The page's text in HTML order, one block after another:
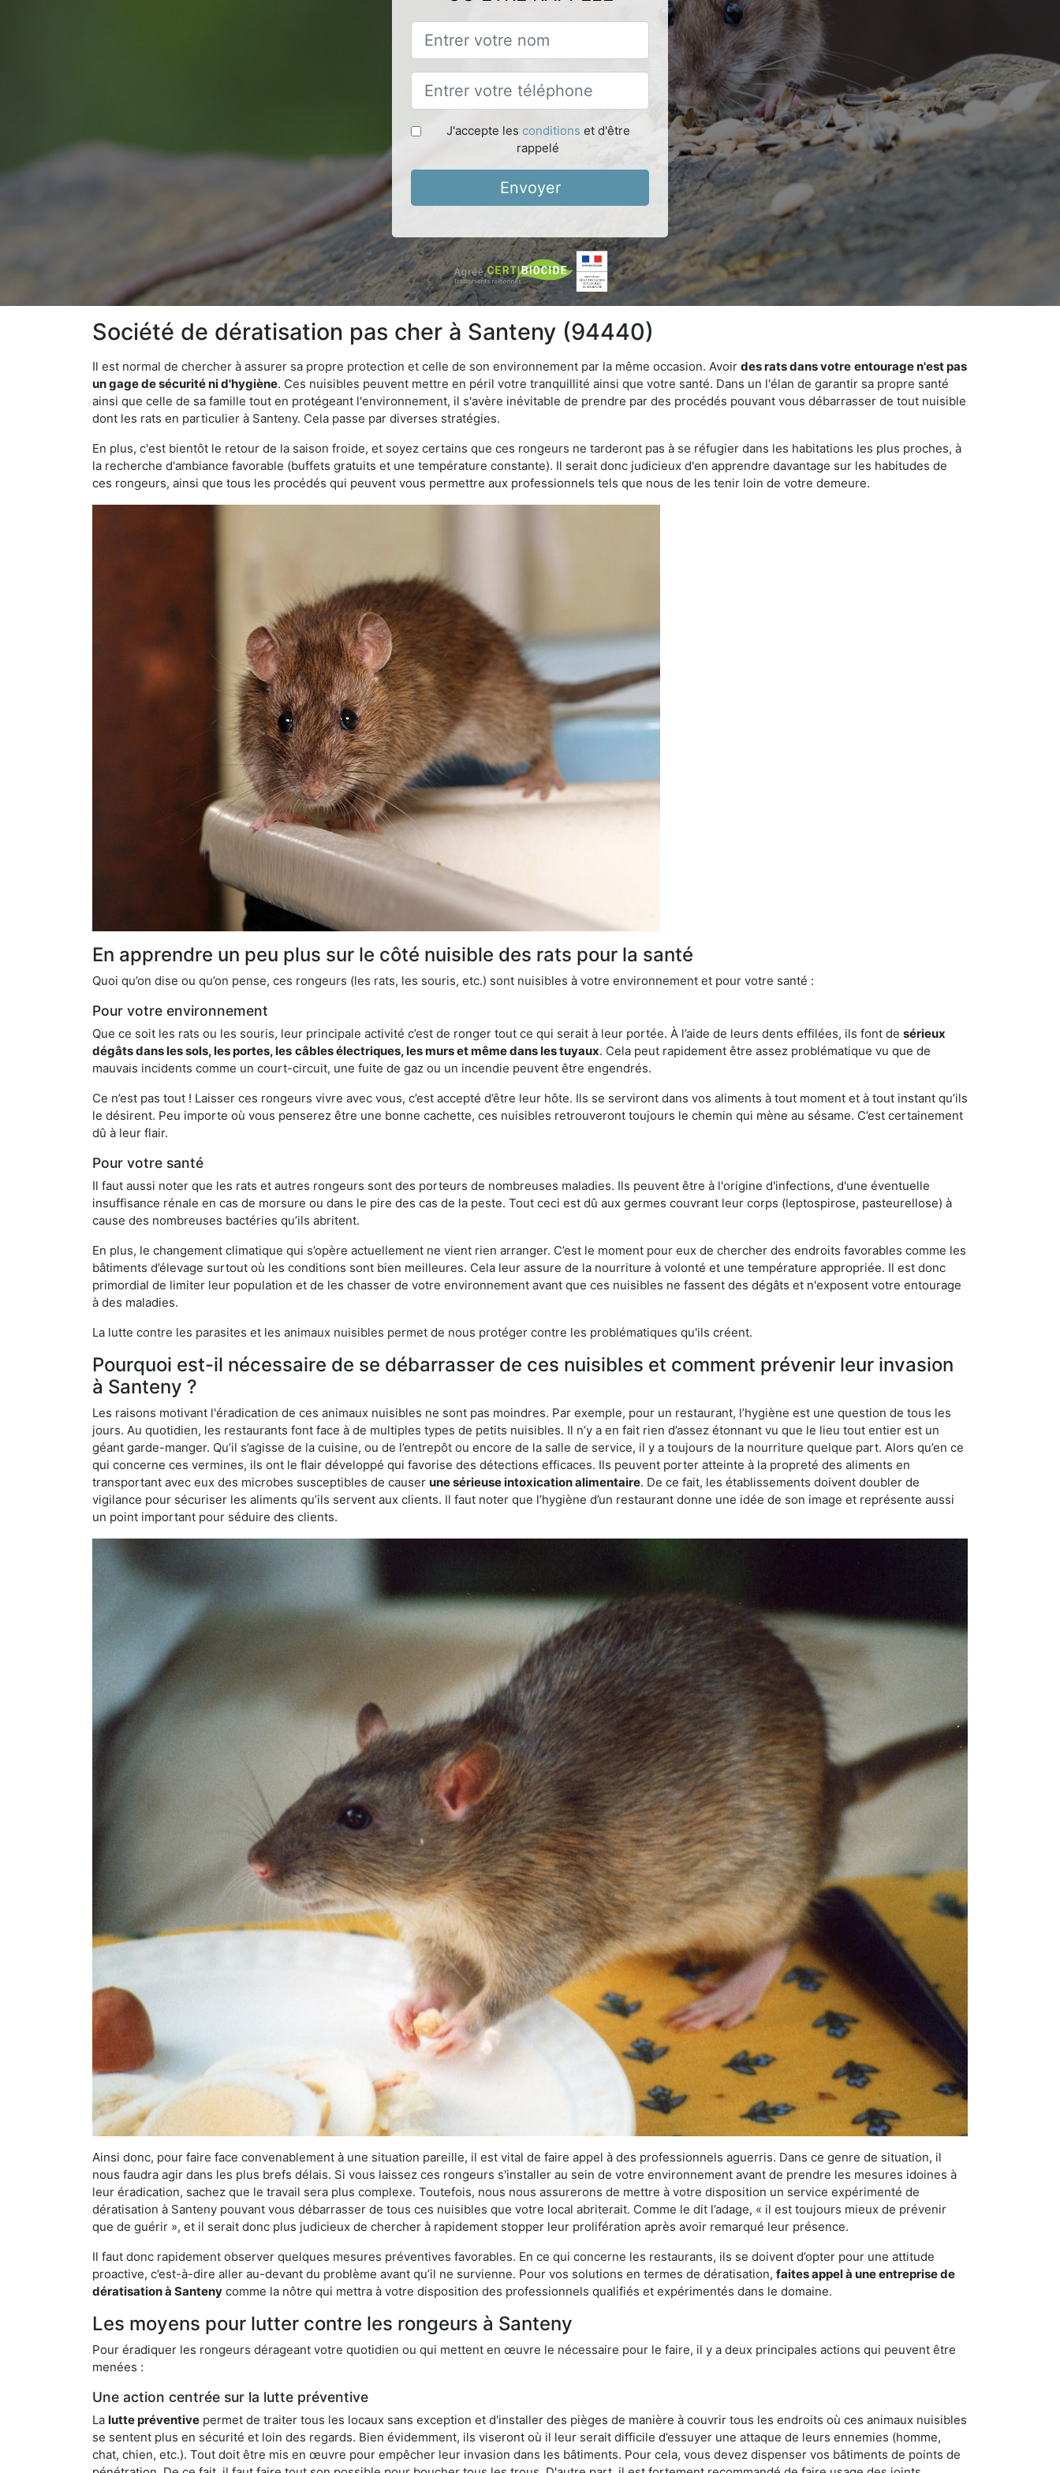
J'accepte les conditions et d'être
rappelé
Envoyer
Société de dératisation pas cher à Santeny (94440)
Il est normal de chercher à assurer sa propre protection et celle de son environnement par la même occasion. Avoir des rats dans votre entourage n'est pas
un gage de sécurité ni d'hygiène. Ces nuisibles peuvent mettre en péril votre tranquillité ainsi que votre santé. Dans un l'élan de garantir sa propre santé
ainsi que celle de sa famille tout en protégeant l'environnement, il s'avère inévitable de prendre par des procédés pouvant vous débarrasser de tout nuisible
dont les rats en particulier à Santeny. Cela passe par diverses stratégies.
En plus, c'est bientôt le retour de la saison froide, et soyez certains que ces rongeurs ne tarderont pas à se réfugier dans les habitations les plus proches, à
la recherche d'ambiance favorable (buffets gratuits et une température constante). Il serait donc judicieux d'en apprendre davantage sur les habitudes de
ces rongeurs, ainsi que tous les procédés qui peuvent vous permettre aux professionnels tels que nous de les tenir loin de votre demeure.
En apprendre un peu plus sur le côté nuisible des rats pour la santé
Quoi qu’on dise ou qu’on pense, ces rongeurs (les rats, les souris, etc.) sont nuisibles à votre environnement et pour votre santé :
Pour votre environnement
Que ce soit les rats ou les souris, leur principale activité c’est de ronger tout ce qui serait à leur portée. À l’aide de leurs dents effilées, ils font de sérieux
dégâts dans les sols, les portes, les câbles électriques, les murs et même dans les tuyaux. Cela peut rapidement être assez problématique vu que de
mauvais incidents comme un court-circuit, une fuite de gaz ou un incendie peuvent être engendrés.
Ce n’est pas tout ! Laisser ces rongeurs vivre avec vous, c’est accepté d’être leur hôte. Ils se serviront dans vos aliments à tout moment et à tout instant qu’ils
le désirent. Peu importe où vous penserez être une bonne cachette, ces nuisibles retrouveront toujours le chemin qui mène au sésame. C’est certainement
dû à leur flair.
Pour votre santé
Il faut aussi noter que les rats et autres rongeurs sont des porteurs de nombreuses maladies. Ils peuvent être à l'origine d'infections, d'une éventuelle
insuffisance rénale en cas de morsure ou dans le pire des cas de la peste. Tout ceci est dû aux germes couvrant leur corps (leptospirose, pasteurellose) à
cause des nombreuses bactéries qu’ils abritent.
En plus, le changement climatique qui s’opère actuellement ne vient rien arranger. C’est le moment pour eux de chercher des endroits favorables comme les
bâtiments d’élevage surtout où les conditions sont bien meilleures. Cela leur assure de la nourriture à volonté et une température appropriée. Il est donc
primordial de limiter leur population et de les chasser de votre environnement avant que ces nuisibles ne fassent des dégâts et n'exposent votre entourage
à des maladies.
La lutte contre les parasites et les animaux nuisibles permet de nous protéger contre les problématiques qu'ils créent.
Pourquoi est-il nécessaire de se débarrasser de ces nuisibles et comment prévenir leur invasion
à Santeny ?
Les raisons motivant l'éradication de ces animaux nuisibles ne sont pas moindres. Par exemple, pour un restaurant, l’hygiène est une question de tous les
jours. Au quotidien, les restaurants font face à de multiples types de petits nuisibles. Il n’y a en fait rien d’assez étonnant vu que le lieu tout entier est un
géant garde-manger. Qu’il s’agisse de la cuisine, ou de l’entrepôt ou encore de la salle de service, il y a toujours de la nourriture quelque part. Alors qu’en ce
qui concerne ces vermines, ils ont le flair développé qui favorise des détections efficaces. Ils peuvent porter atteinte à la propreté des aliments en
transportant avec eux des microbes susceptibles de causer une sérieuse intoxication alimentaire. De ce fait, les établissements doivent doubler de
vigilance pour sécuriser les aliments qu’ils servent aux clients. Il faut noter que l’hygiène d’un restaurant donne une idée de son image et représente aussi
un point important pour séduire des clients.
Ainsi donc, pour faire face convenablement à une situation pareille, il est vital de faire appel à des professionnels aguerris. Dans ce genre de situation, il
nous faudra agir dans les plus brefs délais. Si vous laissez ces rongeurs s'installer au sein de votre environnement avant de prendre les mesures idoines à
leur éradication, sachez que le travail sera plus complexe. Toutefois, nous nous assurerons de mettre à votre disposition un service expérimenté de
dératisation à Santeny pouvant vous débarrasser de tous ces nuisibles que votre local abriterait. Comme le dit l’adage, « il est toujours mieux de prévenir
que de guérir », et il serait donc plus judicieux de chercher à rapidement stopper leur prolifération après avoir remarqué leur présence.
Il faut donc rapidement observer quelques mesures préventives favorables. En ce qui concerne les restaurants, ils se doivent d’opter pour une attitude
proactive, c’est-à-dire aller au-devant du problème avant qu’il ne survienne. Pour vos solutions en termes de dératisation, faites appel à une entreprise de
dératisation à Santeny comme la nôtre qui mettra à votre disposition des professionnels qualifiés et expérimentés dans le domaine.
Les moyens pour lutter contre les rongeurs à Santeny
Pour éradiquer les rongeurs dérageant votre quotidien ou qui mettent en œuvre le nécessaire pour le faire, il y a deux principales actions qui peuvent être
menées :
Une action centrée sur la lutte préventive
La lutte préventive permet de traiter tous les locaux sans exception et d'installer des pièges de manière à couvrir tous les endroits où ces animaux nuisibles
se sentent plus en sécurité et loin des regards. Bien évidemment, ils viseront où il leur serait difficile d’essuyer une attaque de leurs ennemies (homme,
chat, chien, etc.). Tout doit être mis en œuvre pour empêcher leur invasion dans les bâtiments. Pour cela, vous devez dispenser vos bâtiments de points de